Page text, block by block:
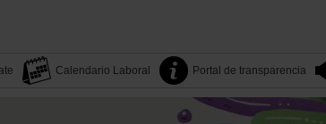
Calendario Laboral Portal de transparencia